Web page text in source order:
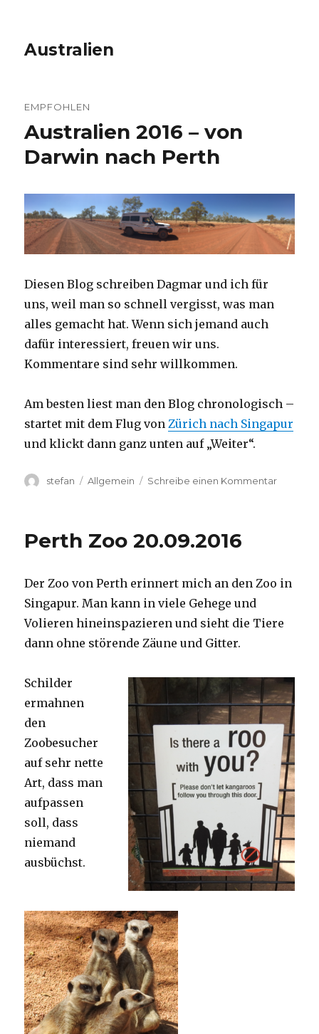
Australien
EMPFOHLEN
Australien 2016 – von
Darwin nach Perth
Diesen Blog schreiben Dagmar und ich für
uns, weil man so schnell vergisst, was man
alles gemacht hat. Wenn sich jemand auch
dafür interessiert, freuen wir uns.
Kommentare sind sehr willkommen.
Am besten liest man den Blog chronologisch –
startet mit dem Flug vonZürich nach Singapur
und klickt dann ganz unten auf „Weiter“.
Autor
stefan Kategorien
Allgemein Schreibe einen Kommentarzu
Perth
Perth Zoo 20.09.2016
Der Zoo von Perth erinnert mich an den Zoo in
Singapur. Man kann in viele Gehege und
Volieren hineinspazieren und sieht die Tiere
dann ohne störende Zäune und Gitter.
Schilder
ermahnen
den
Zoobesucher
auf sehr nette
Art, dass man
aufpassen
soll, dass
niemand
ausbüchst.